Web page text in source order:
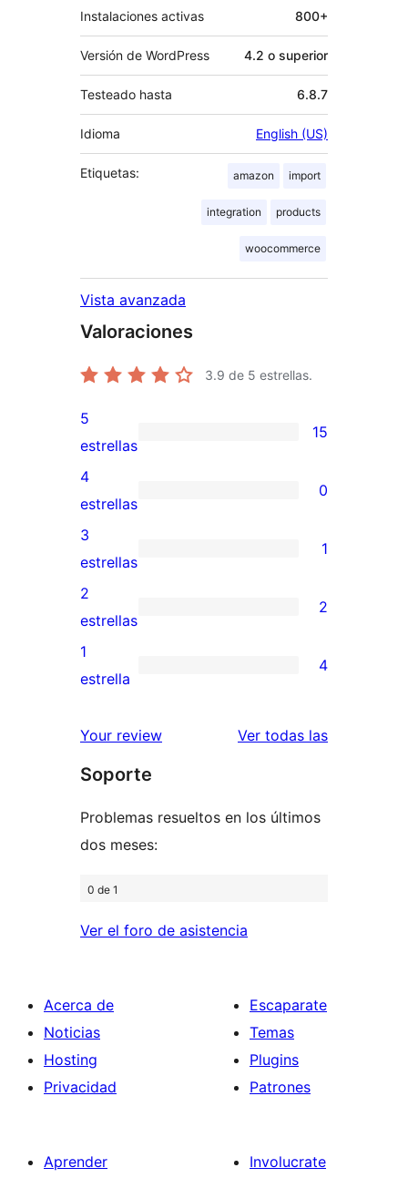
Instalaciones activas 800+
Versión de WordPress 4.2 o superior
Testeado hasta 6.8.7
Idioma English (US)
Etiquetas: amazon import
integration products
woocommerce
Vista avanzada
Valoraciones
3.9 de 5 estrellas.
15
valoraciones
de
5
estrellas
5
estrellas
15
0
valoraciones
de
4
estrellas
4
estrellas
0
1
valoración
de
3
estrellas
3
estrellas
1
2
valoraciones
de
estrellas
2
estrellas
2
4
de
estrellas
1
estrella
4
Your review Ver todas lasreseñas
Soporte
Problemas resueltos en los últimos
dos meses:
0 de 1
Ver el foro de asistencia
Acerca de
Noticias
Hosting
Privacidad
Escaparate
Temas
Plugins
Patrones
Aprender
Involucrate